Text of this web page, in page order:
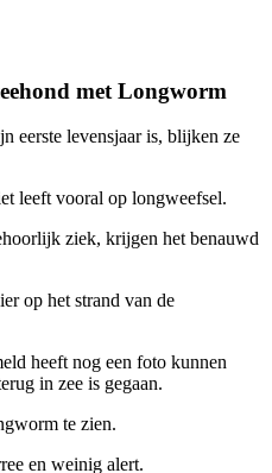
met Longworm
eerste levensjaar is, blijken ze
leeft vooral op longweefsel.
ziek, krijgen het benauwd
op het strand van de
heeft nog een foto kunnen
in zee is gegaan.
te zien.
en weinig alert.